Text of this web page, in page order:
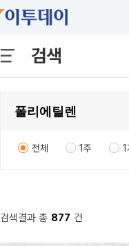
검색
전체 1주 1
검색결과 총 877 건